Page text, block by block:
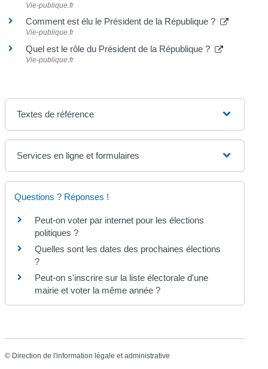
Vie-publique.fr
Comment est élu le Président de la République ?
Vie-publique.fr
Quel est le rôle du Président de la République ?
Vie-publique.fr
Textes de référence
Services en ligne et formulaires
Questions ? Réponses !
Peut-on voter par internet pour les élections
politiques ?
Quelles sont les dates des prochaines élections
?
Peut-on s'inscrire sur la liste électorale d'une
mairie et voter la même année ?
© Direction de l'information légale et administrative